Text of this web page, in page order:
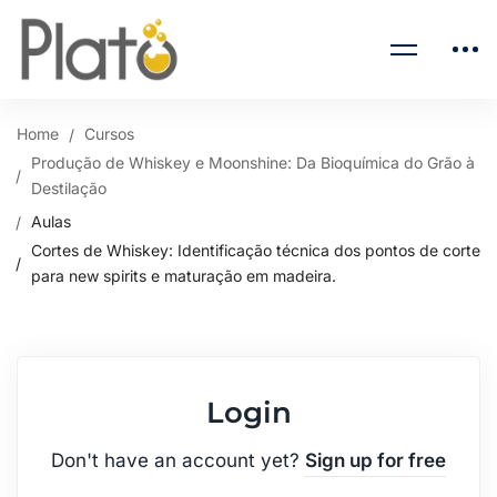
Home
Cursos
Produção de Whiskey e Moonshine: Da Bioquímica do Grão à
Destilação
Aulas
Cortes de Whiskey: Identificação técnica dos pontos de corte
para new spirits e maturação em madeira.
Login
Don't have an account yet? Sign up for free